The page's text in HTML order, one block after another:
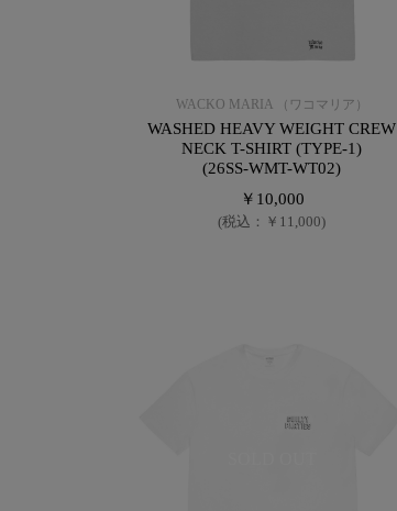
WACKO MARIA （ワコマリア）
WASHED HEAVY WEIGHT CREW
NECK T-SHIRT (TYPE-1)
(26SS-WMT-WT02)
￥10,000
(税込：￥11,000)